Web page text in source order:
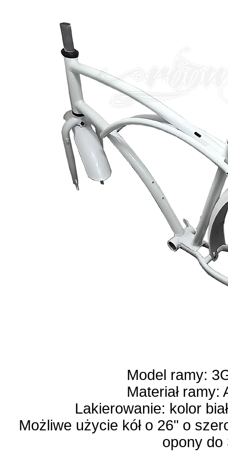
Model ramy:
Materiał ramy:
Lakierowanie: kolor
Możliwe użycie kół o 26" o
opony do